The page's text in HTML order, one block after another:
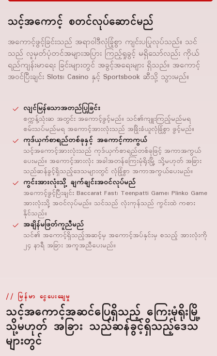
သင့်အကောင့် စတင်လုပ်ဆောင်မည်
အကောင့်ဖွင့်ခြင်းသည် အရာဝါဒီလုံခြုံစွာ ကျင်းပပြုလုပ်သည်။ သင်
သည် လူမှတ်ပုံတင်အများအပြား ကြည့်ရှုခွင့် မရှိသော်လည်း ကိုယ်
ရည်ကျန်းမာရေး ခြင်းများတွင် အခွင့်အရေးများ ရှိသည်။ အကောင့်
အဝင်ပြီးချင်း Slots၊ Casino နှင့် Sportsbook ဆီသို့ သွားမည်။
လျင်မြန်သောအတည်ပြုခြင်း
စက္ကန့်သုံးဆ အတွင်း အကောင့်ဖွင့်မည်။ သင်၏ကျူးကြည့်မည်မရ
စမ်းသပ်မည်မရ အကောင့်အားလုံးသည် အခြိုးခံယူလုံခြုံစွာ ဖွင့်မည်။
ကုဒ်ယှက်စာရည်တစ်ခုနှင့် အကောင့်ကာကွယ်
သင့်အကောင့်အားလုံးသည် ကုဒ်ယှက်စာရည်တစ်ခုဖြင့် အကာအကွယ်
ပေးမည်။ အကောင့်အားလုံး အခါအတန်ကြေးမုံရိုးမြို့ သို့မဟုတ် အခြား
သည်ဆန်ခွင့်ရှိသည့်ဒေသများတွင် လုံခြုံစွာ အကာအကွယ်ပေးမည်။
ကွင်းအားလုံးသို့ ချက်ချင်းအဝင်လုပ်မည်
အကောင့်ဖွင့်ပြီးချင်း Baccarat Fast၊ Teenpatti Game၊ Plinko Game
အားလုံးသို့ အဝင်လုပ်မည်။ သင်သည် လုံးကုန်သည် ကွင်းထဲ ကစား
နိုင်သည်။
အချိန်မဖြတ်ကူညီမည်
သင်၏ အကောင့်ရှိသည့်အဆင့်မှ အကောင့်အပ်နှင်းမှ စသည့် အားလုံးကို
၂၄ နာရီ အခြား အကူအညီပေးမည်။
မြန်မာ ငွေပေးချေမှု
သင့်အကောင့်အဆင်ပြေရှိသည့် ကြေးမုံရိုးမြို့
သို့မဟုတ် အခြား သည်ဆန်ခွင့်ရှိသည့်ဒေသ
များတွင်